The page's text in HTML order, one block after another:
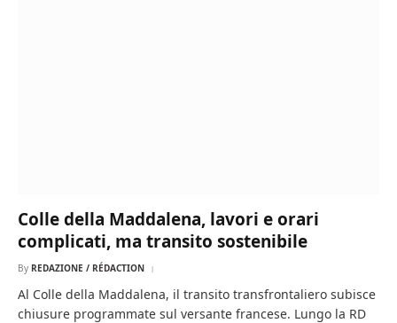
Colle della Maddalena, lavori e orari
complicati, ma transito sostenibile
By REDAZIONE / RÉDACTION
Al Colle della Maddalena, il transito transfrontaliero subisce
chiusure programmate sul versante francese. Lungo la RD